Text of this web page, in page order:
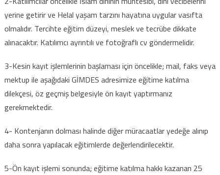
yerine getirir ve Helal yaşam tarzını hayatına uygular vasıfta
olmalıdır. Tercihte eğitim düzeyi, meslek ve tecrübe dikkate
alınacaktır. Katılımcı ayrıntılı ve fotoğraflı cv göndermelidir.
3-Kesin kayıt işlemlerinin başlaması için öncelikle; mail, faks veya
mektup ile aşağıdaki GİMDES adresimize eğitime katılma
dilekçesi, öz geçmiş belgesiyle ön kayıt yaptırmanız
gerekmektedir.
4- Kontenjanın dolması halinde diğer müracaatlar yedeğe alınıp
daha sonra yapılacak eğitimlerde değerlendirilecektir.
5-Ön kayıt işlemi sonunda; eğitime katılma hakkı kazanan 25